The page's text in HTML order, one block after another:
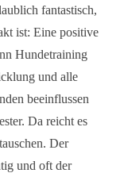
fantastisch,
ist: Eine positive
Hundetraining
und alle
beeinflussen
Da reicht es
Der
und oft der